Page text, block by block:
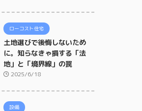
ローコスト住宅
土地選びで後悔しないため
に。知らなきゃ損する「法
地」と「境界線」の罠
2025/6/18
設備